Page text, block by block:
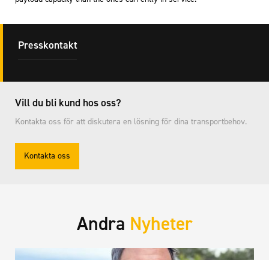
Presskontakt
Vill du bli kund hos oss?
Kontakta oss för att diskutera en lösning för dina transportbehov.
Kontakta oss
Andra Nyheter